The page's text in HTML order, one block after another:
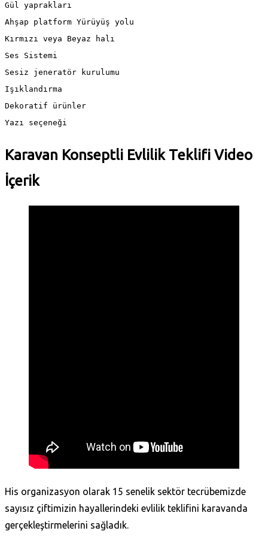
Gül yaprakları
Ahşap platform Yürüyüş yolu
Kırmızı veya Beyaz halı
Ses Sistemi
Sesiz jeneratör kurulumu
Işıklandırma
Dekoratif ürünler
Yazı seçeneği
Karavan Konseptli Evlilik Teklifi Video
İçerik
His organizasyon olarak 15 senelik sektör tecrübemizde
sayısız çiftimizin hayallerindeki evlilik teklifini karavanda
gerçekleştirmelerini sağladık.